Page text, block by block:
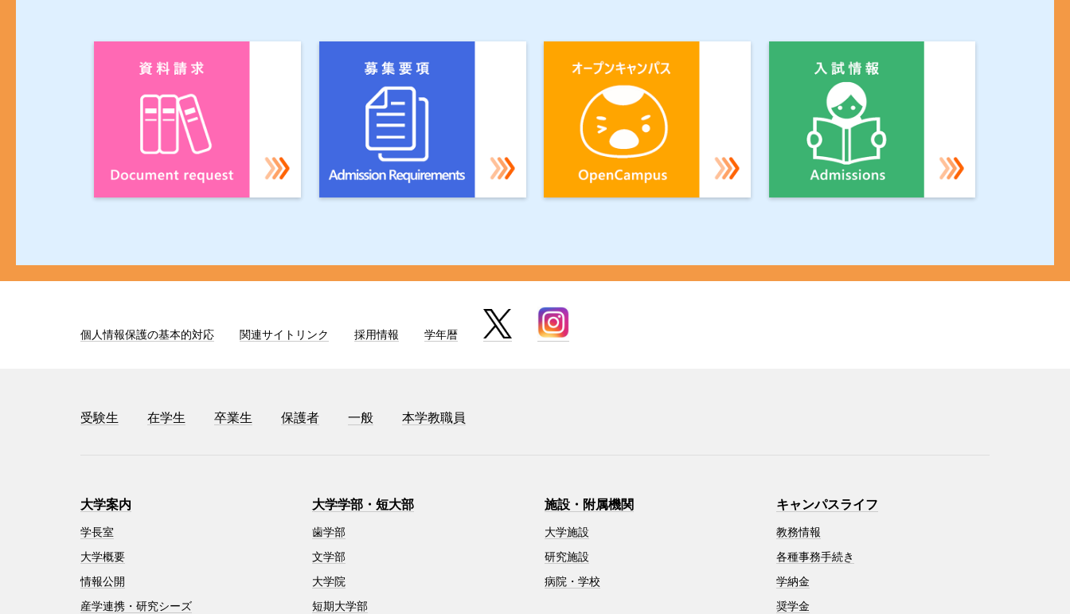
個人情報保護の基本的対応 関連サイトリンク 採用情報 学年暦
受験生 在学生 卒業生 保護者 一般 本学教職員
大学案内
学長室
大学概要
情報公開
産学連携・研究シーズ
大学学部・短大部
歯学部
文学部
大学院
短期大学部
施設・附属機関
大学施設
研究施設
病院・学校
キャンパスライフ
教務情報
各種事務手続き
学納金
奨学金